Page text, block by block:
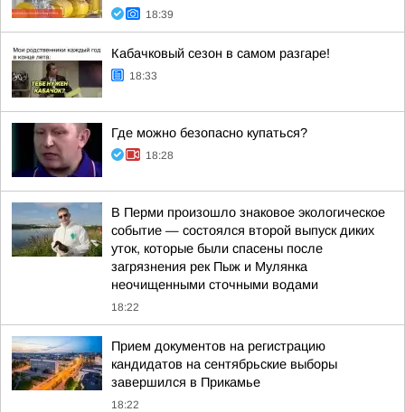
18:39
Кабачковый сезон в самом разгаре!
18:33
Где можно безопасно купаться?
18:28
В Перми произошло знаковое экологическое
событие — состоялся второй выпуск диких
уток, которые были спасены после
загрязнения рек Пыж и Мулянка
неочищенными сточными водами
18:22
Прием документов на регистрацию
кандидатов на сентябрьские выборы
завершился в Прикамье
18:22